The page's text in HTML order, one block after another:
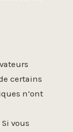
certains
n’ont
vous